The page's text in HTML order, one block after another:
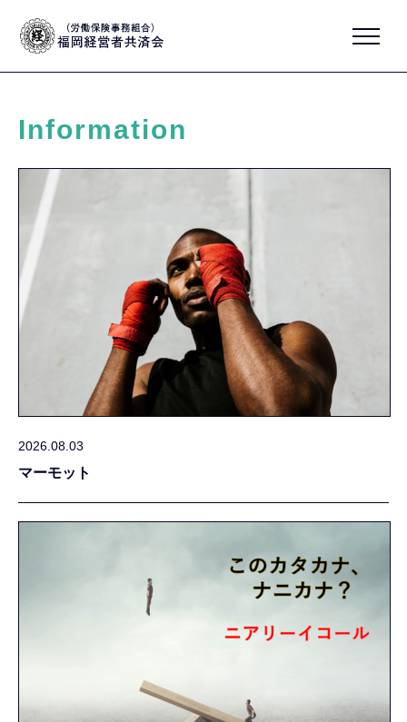
Information
2026.08.03
マーモット